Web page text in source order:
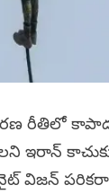
రీతిలో
ఇరాన్
నైట్ విజన్